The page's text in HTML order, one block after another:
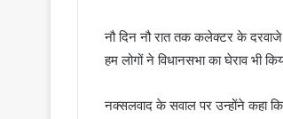
नौ दिन नौ रात तक कलेक्टर के
हम लोगों ने विधानसभा का घेराव
नक्सलवाद के सवाल पर उन्होंने कहा